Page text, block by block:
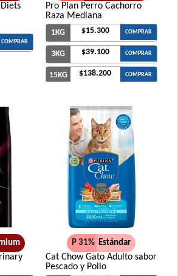
COMPRAR
Pro Plan Perro Cachorro
Raza Mediana
1KG $15.300 COMPRAR
3KG $39.100 COMPRAR
15KG $138.200 COMPRAR
P 31% Estándar
Cat Chow Gato Adulto sabor
Pescado y Pollo